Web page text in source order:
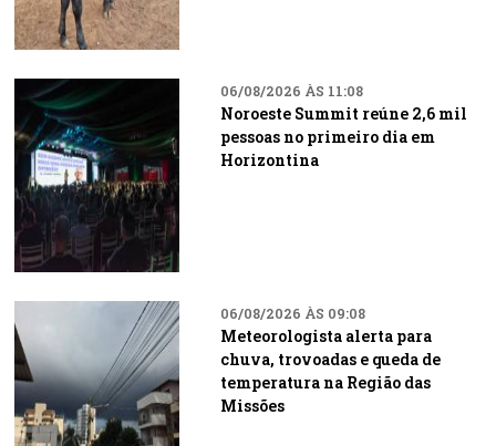
06/08/2026 ÀS 11:08
Noroeste Summit reúne 2,6 mil
pessoas no primeiro dia em
Horizontina
06/08/2026 ÀS 09:08
Meteorologista alerta para
chuva, trovoadas e queda de
temperatura na Região das
Missões